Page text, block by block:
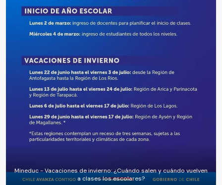
Mineduc - Vacaciones de invierno: ¿Cuándo salen y cuándo vuelven
a clases los escolares?